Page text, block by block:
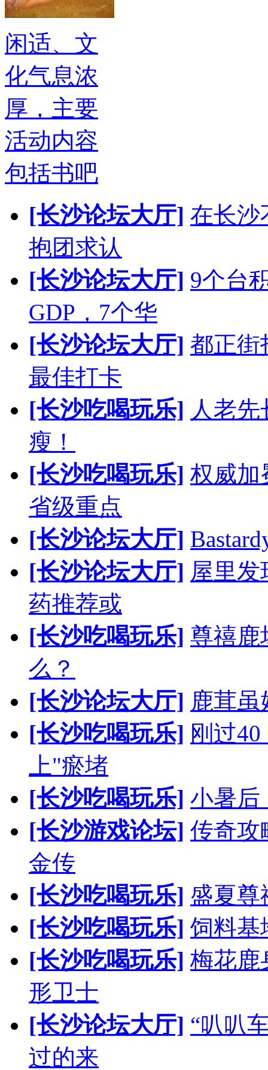
闲适、文
化气息浓
厚，主要
活动内容
包括书吧
[长沙论坛大厅] 在长沙
抱团求认
[长沙论坛大厅] 9个台
GDP，7个华
[长沙论坛大厅] 都正街
最佳打卡
[长沙吃喝玩乐] 人老
瘦！
[长沙吃喝玩乐] 权威加
省级重点
[长沙论坛大厅]
[长沙论坛大厅] 屋里
药推荐或
[长沙吃喝玩乐] 尊禧鹿
么？
[长沙论坛大厅] 鹿茸
[长沙吃喝玩乐] 刚过
上"瘀堵
[长沙吃喝玩乐] 小暑后
[长沙游戏论坛] 传奇攻
金传
[长沙吃喝玩乐] 盛夏尊
[长沙吃喝玩乐] 饲料基
[长沙吃喝玩乐] 梅花鹿
形卫士
[长沙论坛大厅] “叭叭
过的来